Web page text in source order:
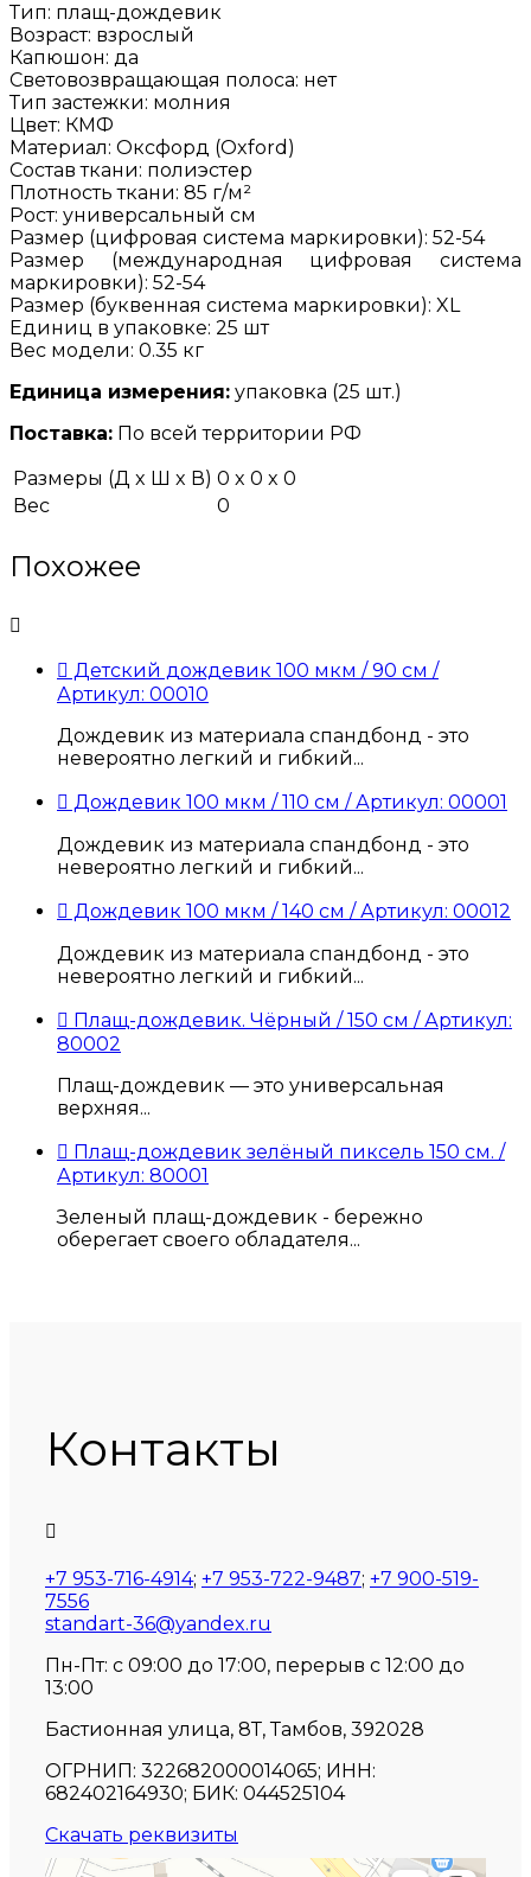
Тип: плащ-дождевик
Возраст: взрослый
Капюшон: да
Световозвращающая полоса: нет
Тип застежки: молния
Цвет: КМФ
Материал: Оксфорд (Oxford)
Состав ткани: полиэстер
Плотность ткани: 85 г/м²
Рост: универсальный см
Размер (цифровая система маркировки): 52-54
Размер (международная цифровая система
маркировки): 52-54
Размер (буквенная система маркировки): XL
Единиц в упаковке: 25 шт
Вес модели: 0.35 кг
Единица измерения: упаковка (25 шт.)
Поставка: По всей территории РФ
Размеры (Д x Ш x В) 0 x 0 x 0
Вес
0
Похожее

 Детский дождевик 100 мкм / 90 см /
Артикул: 00010
Дождевик из материала спандбонд - это
невероятно легкий и гибкий...
 Дождевик 100 мкм / 110 см / Артикул: 00001
Дождевик из материала спандбонд - это
невероятно легкий и гибкий...
 Дождевик 100 мкм / 140 см / Артикул: 00012
Дождевик из материала спандбонд - это
невероятно легкий и гибкий...
 Плащ-дождевик. Чёрный / 150 см / Артикул:
80002
Плащ-дождевик — это универсальная
верхняя...
 Плащ-дождевик зелёный пиксель 150 см. /
Артикул: 80001
Зеленый плащ-дождевик - бережно
оберегает своего обладателя...
Контакты

+7 953-716-4914; +7 953-722-9487; +7 900-519-
7556
standart-36@yandex.ru
Пн-Пт: с 09:00 до 17:00, перерыв с 12:00 до
13:00
Бастионная улица, 8Т, Тамбов, 392028
ОГРНИП: 322682000014065; ИНН:
682402164930; БИК: 044525104
Скачать реквизиты